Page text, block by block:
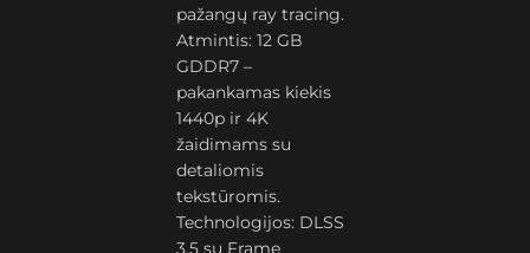
pažangų ray tracing.
Atmintis: 12 GB
GDDR7 –
pakankamas kiekis
1440p ir 4K
žaidimams su
detaliomis
tekstūromis.
Technologijos: DLSS
3.5 su Frame